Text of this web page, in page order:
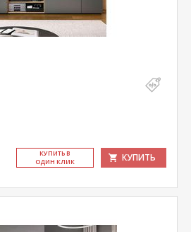
КУ­ПИТЬ В
ОДИН КЛИК
КУПИТЬ